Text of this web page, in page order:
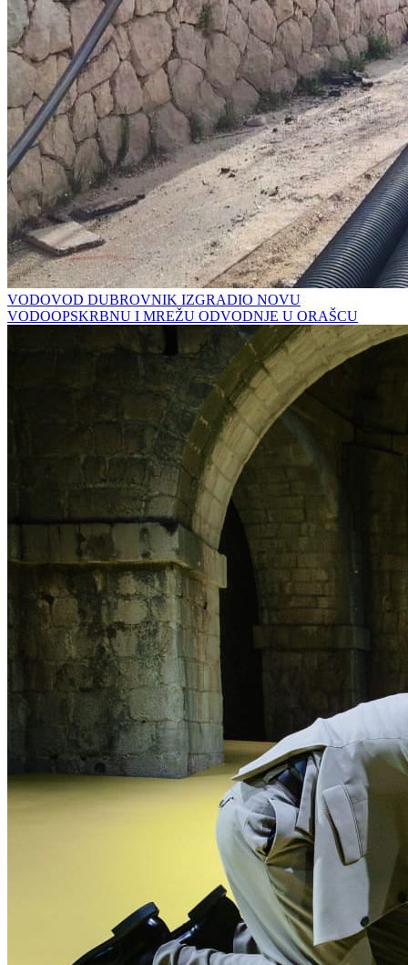
VODOVOD DUBROVNIK IZGRADIO NOVU
VODOOPSKRBNU I MREŽU ODVODNJE U ORAŠCU